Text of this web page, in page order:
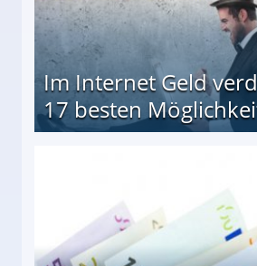
Im Internet Geld
17 besten